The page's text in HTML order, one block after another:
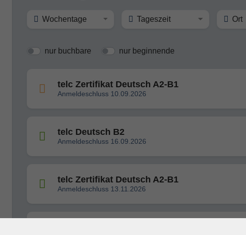
Wochentage Tageszeit Ort
nur buchbare nur beginnende
telc Zertifikat Deutsch A2-B1
Anmeldeschluss 10.09.2026
telc Deutsch B2
Anmeldeschluss 16.09.2026
telc Zertifikat Deutsch A2-B1
Anmeldeschluss 13.11.2026